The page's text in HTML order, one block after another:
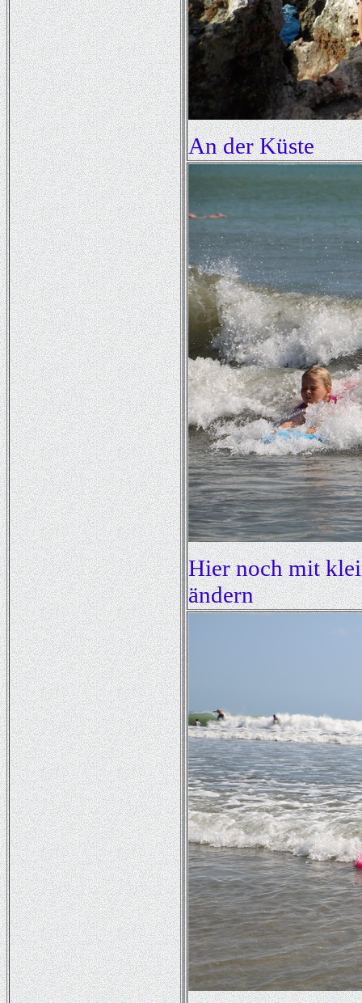
An der Küste
Hier noch mit
ändern